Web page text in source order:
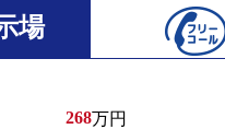
場
268万円